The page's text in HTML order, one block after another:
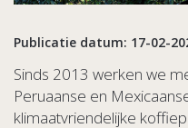
Publicatie datum: 17-02-
Sinds 2013 werken we
Peruaanse en
klimaatvriendelijke